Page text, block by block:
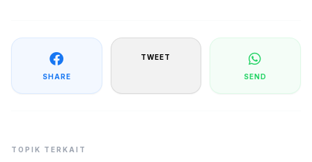
SHARE
TWEET
SEND
TOPIK TERKAIT